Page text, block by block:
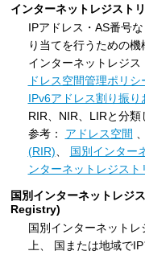
インターネットレジスト
IPアドレス・AS番号
り当てを行うための
インターネットレジ
ドレス空間管理ポリシ
IPv6アドレス割り振
RIR、NIR、LIRと分類
参考： アドレス空間
(RIR)
国別インター
ンターネットレジスト
国別インターネットレ
Registry)
国別インターネット
上、 国または地域で